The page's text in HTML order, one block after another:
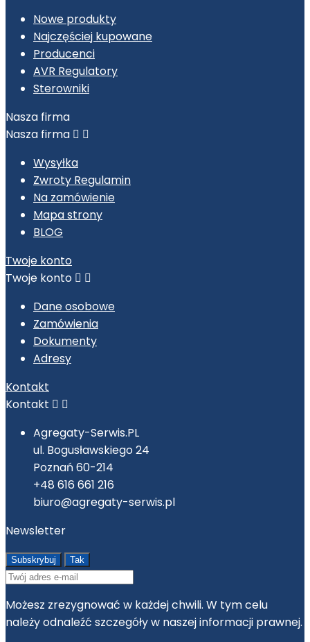
Nowe produkty
Najczęściej kupowane
Producenci
AVR Regulatory
Sterowniki
Nasza firma
Nasza firma  
Wysyłka
Zwroty Regulamin
Na zamówienie
Mapa strony
BLOG
Twoje konto
Twoje konto  
Dane osobowe
Zamówienia
Dokumenty
Adresy
Kontakt
Kontakt  
Agregaty-Serwis.PL
ul. Bogusławskiego 24
Poznań 60-214
+48 616 661 216
biuro@agregaty-serwis.pl
Newsletter
Możesz zrezygnować w każdej chwili. W tym celu
należy odnaleźć szczegóły w naszej informacji prawnej.